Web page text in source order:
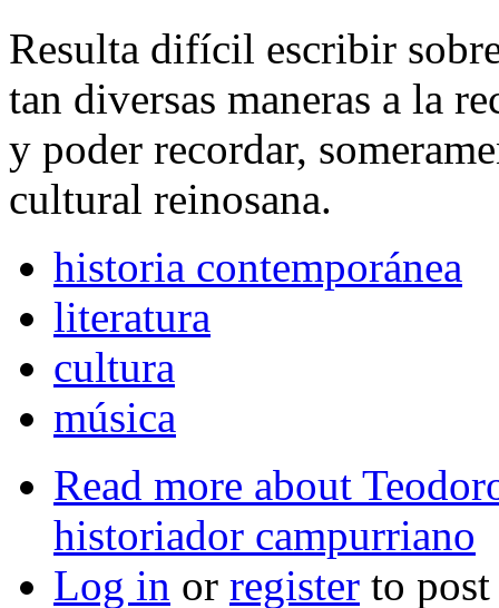
Resulta difícil escribir
tan diversas maneras a la
y poder recordar,
cultural reinosana.
historia contemporánea
literatura
cultura
música
Read more about
historiador campurriano
Log in or register to